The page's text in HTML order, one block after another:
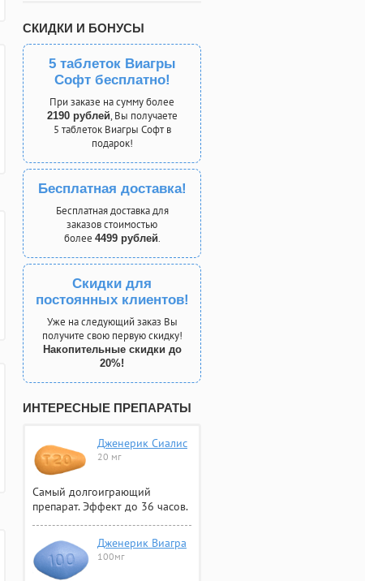
СКИДКИ И БОНУСЫ
5 таблеток Виагры
Софт бесплатно!
При заказе на сумму более
2190 рублей, Вы получаете
5 таблеток Виагры Софт в
подарок!
Бесплатная доставка!
Бесплатная доставка для
заказов стоимостью
более 4499 рублей.
Скидки для
постоянных клиентов!
Уже на следующий заказ Вы
получите свою первую скидку!
Накопительные скидки до
20%!
ИНТЕРЕСНЫЕ ПРЕПАРАТЫ
Дженерик Сиалис
20 мг
Самый долгоиграющий
препарат. Эффект до 36 часов.
Дженерик Виагра
100мг